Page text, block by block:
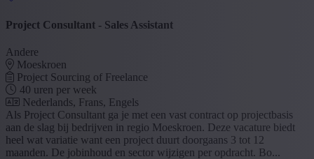
Project Consultant - Sales Assistant
Andere
Moeskroen
Project Sourcing of Freelance
40 uren per week
Nederlands, Frans, Engels
Als Project Consultant ga je met een vast contract op projectbasis
aan de slag bij bedrijven in regio Moeskroen. Deze vacature biedt
heel wat variatie want een project duurt doorgaans 3 tot 12
maanden. De jobinhoud en sector wijzigen per opdracht. Bo...